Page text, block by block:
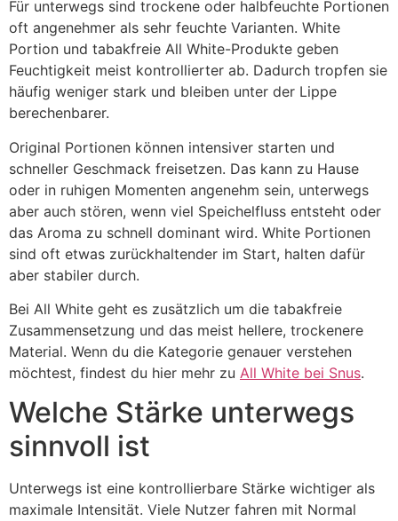
Für unterwegs sind trockene oder halbfeuchte Portionen
oft angenehmer als sehr feuchte Varianten. White
Portion und tabakfreie All White-Produkte geben
Feuchtigkeit meist kontrollierter ab. Dadurch tropfen sie
häufig weniger stark und bleiben unter der Lippe
berechenbarer.
Original Portionen können intensiver starten und
schneller Geschmack freisetzen. Das kann zu Hause
oder in ruhigen Momenten angenehm sein, unterwegs
aber auch stören, wenn viel Speichelfluss entsteht oder
das Aroma zu schnell dominant wird. White Portionen
sind oft etwas zurückhaltender im Start, halten dafür
aber stabiler durch.
Bei All White geht es zusätzlich um die tabakfreie
Zusammensetzung und das meist hellere, trockenere
Material. Wenn du die Kategorie genauer verstehen
möchtest, findest du hier mehr zu All White bei Snus.
Welche Stärke unterwegs
sinnvoll ist
Unterwegs ist eine kontrollierbare Stärke wichtiger als
maximale Intensität. Viele Nutzer fahren mit Normal